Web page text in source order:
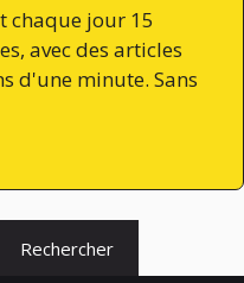
chaque jour 15
avec des articles
d'une minute. Sans
Rechercher